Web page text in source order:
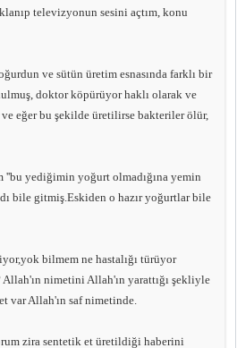
televizyonun sesini açtım, konu
ve sütün üretim esnasında farklı bir
doktor köpürüyor haklı olarak ve
eğer bu şekilde üretilirse bakteriler ölür,
''bu yediğimin yoğurt olmadığına yemin
bile gitmiş.Eskiden o hazır yoğurtlar bile
bilmem ne hastalığı türüyor
Allah'ın nimetini Allah'ın yarattığı şekliyle
var Allah'ın saf nimetinde.
zira sentetik et üretildiği haberini